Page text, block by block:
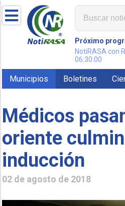
Próximo
NotiRASA con
06:30:00
Municipios Boletines
Médicos
oriente
inducción
02 de agosto de 2018